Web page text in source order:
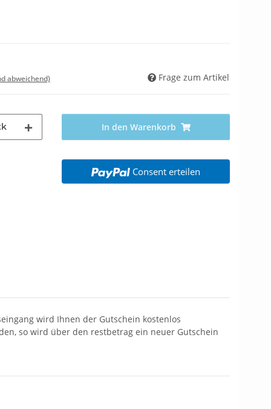
abweichend) Frage zum Artikel
In den Warenkorb
Consent erteilen
wird Ihnen der Gutschein kostenlos
so wird über den restbetrag ein neuer Gutschein